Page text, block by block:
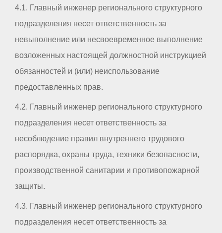
4.1. Главный инженер регионального структурного
подразделения несет ответственность за
невыполнение или несвоевременное выполнение
возложенных настоящей должностной инструкцией
обязанностей и (или) неиспользование
предоставленных прав.
4.2. Главный инженер регионального структурного
подразделения несет ответственность за
несоблюдение правил внутреннего трудового
распорядка, охраны труда, техники безопасности,
производственной санитарии и противопожарной
защиты.
4.3. Главный инженер регионального структурного
подразделения несет ответственность за